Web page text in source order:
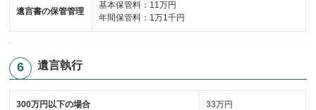
遺言書の保管管理
基本保管料：11万円
年間保管料：1万1千円
遺言執行
300万円以下の場合 33万円